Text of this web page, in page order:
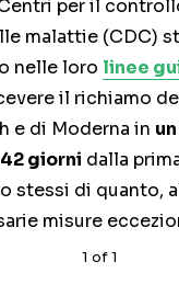
per il
malattie (CDC)
nelle loro linee
il richiamo
e di Moderna in
giorni dalla
stessi di quanto,
misure
1 of1